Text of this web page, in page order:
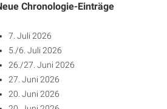
Chronologie-Einträge
7. Juli 2026
5./6. Juli 2026
26./27. Juni 2026
27. Juni 2026
20. Juni 2026